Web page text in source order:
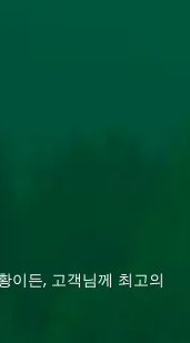
이든, 고객님께 최고의